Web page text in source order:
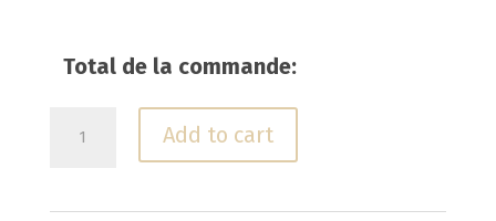
Total de la commande:
quantity
Add to cart